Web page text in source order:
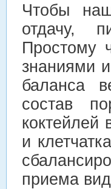
Чтобы
отдачу,
Простому
знаниями
баланса
состав
и
приема